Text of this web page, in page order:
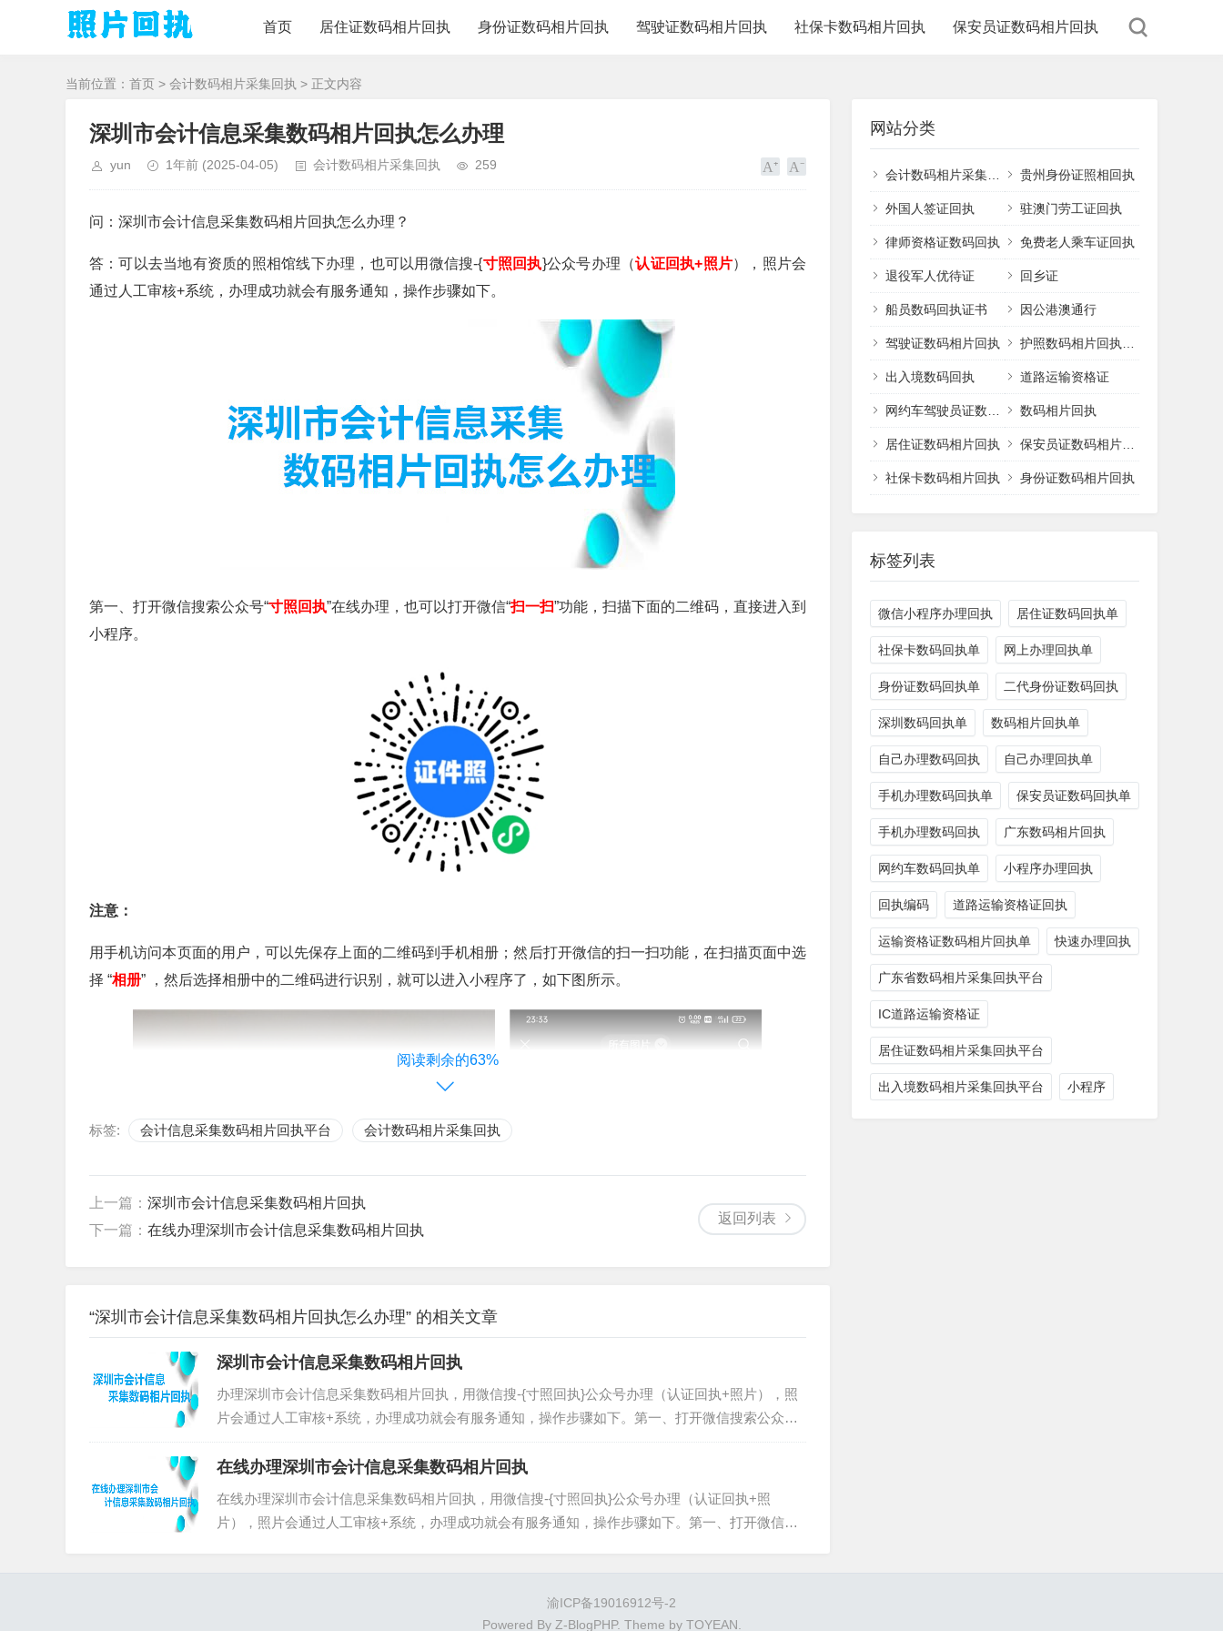
首页 居住证数码相片回执 身份证数码相片回执 驾驶证数码相片回执 社保卡数码相片回执 保安员证数码相片回执
当前位置： 首页 > 会计数码相片采集回执 > 正文内容
深圳市会计信息采集数码相片回执怎么办理
yun 1年前 (2025-04-05) 会计数码相片采集回执 259
问：深圳市会计信息采集数码相片回执怎么办理？
答：可以去当地有资质的照相馆线下办理，也可以用微信搜-{寸照回执}公众号办理（认证回执+照片），照片会
通过人工审核+系统，办理成功就会有服务通知，操作步骤如下。
第一、打开微信搜索公众号“寸照回执”在线办理，也可以打开微信“扫一扫”功能，扫描下面的二维码，直接进入到
小程序。
注意：
用手机访问本页面的用户，可以先保存上面的二维码到手机相册；然后打开微信的扫一扫功能，在扫描页面中选
择 “相册” ，然后选择相册中的二维码进行识别，就可以进入小程序了，如下图所示。
第二、在小程序首页中选择需要办理的证件回执类型，首页可以选择与搜索。
阅读剩余的63%
标签: 会计信息采集数码相片回执平台 会计数码相片采集回执
返回列表
上一篇： 深圳市会计信息采集数码相片回执
下一篇： 在线办理深圳市会计信息采集数码相片回执
“深圳市会计信息采集数码相片回执怎么办理” 的相关文章
深圳市会计信息采集数码相片回执
办理深圳市会计信息采集数码相片回执，用微信搜-{寸照回执}公众号办理（认证回执+照片），照
片会通过人工审核+系统，办理成功就会有服务通知，操作步骤如下。第一、打开微信搜索公众号
“寸照回执”在线办理，也可以打开微信“扫一扫”功能，扫描下面的二维码，直接进入到小程序。注
意：用手机访问本页面的用户，可以先保存上面的二维码到手机相册；然后打开微信的扫一扫功
能，在扫描页面中选择 “相册” ，然后选择相册中的...
在线办理深圳市会计信息采集数码相片回执
在线办理深圳市会计信息采集数码相片回执，用微信搜-{寸照回执}公众号办理（认证回执+照
片），照片会通过人工审核+系统，办理成功就会有服务通知，操作步骤如下。第一、打开微信搜
网站分类
会计数码相片采集回执 贵州身份证照相回执
外国人签证回执 驻澳门劳工证回执
律师资格证数码回执 免费老人乘车证回执
退役军人优待证 回乡证
船员数码回执证书 因公港澳通行
驾驶证数码相片回执 护照数码相片回执平台
出入境数码回执 道路运输资格证
网约车驾驶员证数码相片回执 数码相片回执
居住证数码相片回执 保安员证数码相片回执
社保卡数码相片回执 身份证数码相片回执
标签列表
微信小程序办理回执 居住证数码回执单
社保卡数码回执单 网上办理回执单
身份证数码回执单 二代身份证数码回执
深圳数码回执单 数码相片回执单
自己办理数码回执 自己办理回执单
手机办理数码回执单 保安员证数码回执单
手机办理数码回执 广东数码相片回执
网约车数码回执单 小程序办理回执
回执编码 道路运输资格证回执
运输资格证数码相片回执单 快速办理回执
广东省数码相片采集回执平台
IC道路运输资格证
居住证数码相片采集回执平台
出入境数码相片采集回执平台 小程序
渝ICP备19016912号-2
Powered By Z-BlogPHP. Theme by TOYEAN